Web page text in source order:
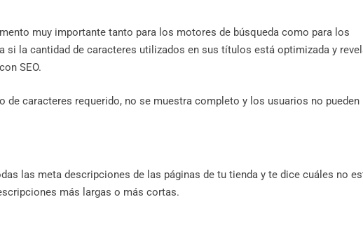
muy importante tanto para los motores de búsqueda como para los
si la cantidad de caracteres utilizados en sus títulos está optimizada y
SEO.
de caracteres requerido, no se muestra completo y los usuarios no pueden
las meta descripciones de las páginas de tu tienda y te dice cuáles no
más largas o más cortas.